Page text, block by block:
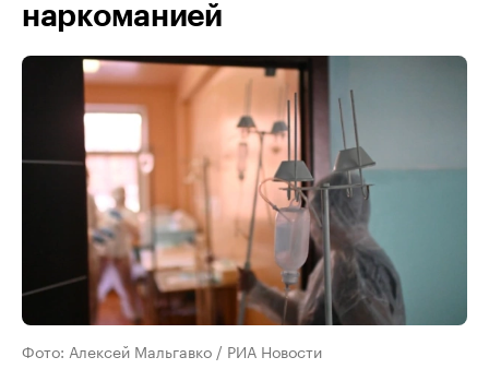
наркоманией
Фото: Алексей Мальгавко / РИА Новости